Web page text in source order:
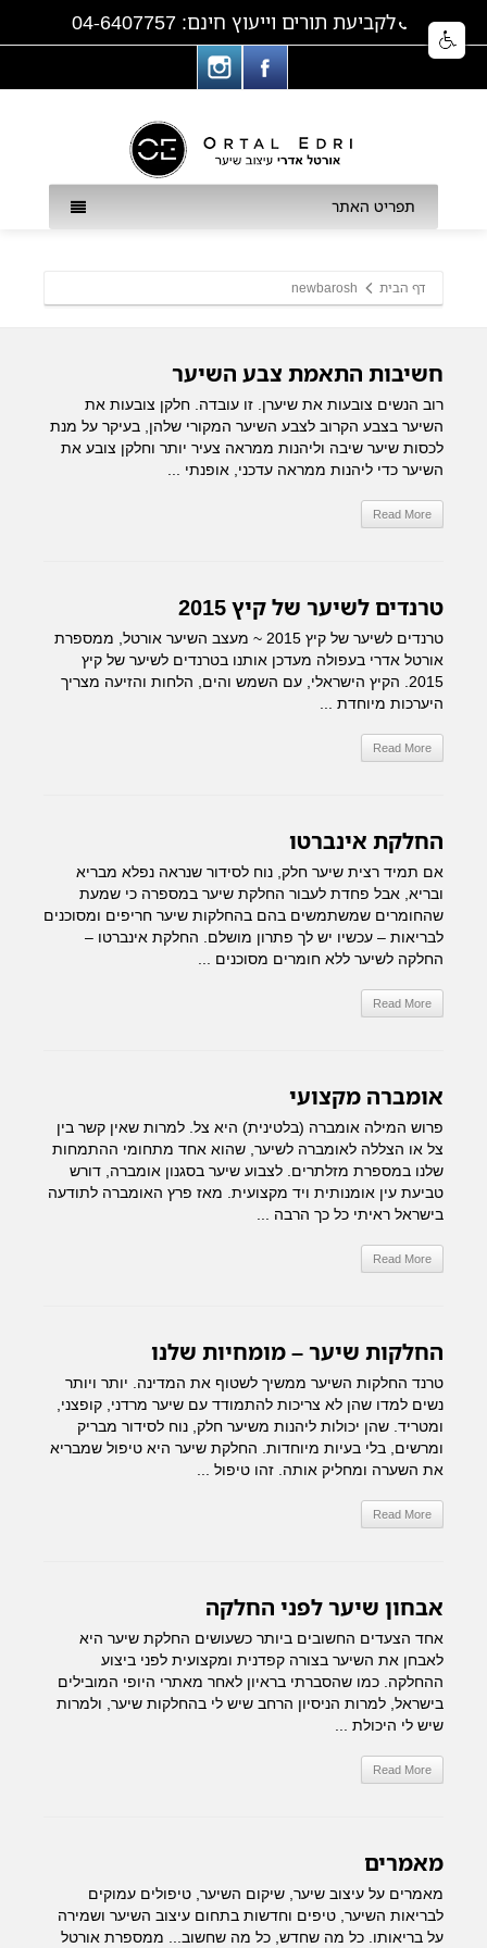
לקביעת תורים וייעוץ חינם: 04-6407757
תפריט האתר
newbarosh דף הבית
חשיבות התאמת צבע השיער
רוב הנשים צובעות את שיערן. זו עובדה. חלקן צובעות את
השיער בצבע הקרוב לצבע השיער המקורי שלהן, בעיקר על מנת
לכסות שיער שיבה וליהנות ממראה צעיר יותר וחלקן צובע את
השיער כדי ליהנות ממראה עדכני, אופנתי ...
Read More
טרנדים לשיער של קיץ 2015
טרנדים לשיער של קיץ 2015 ~ מעצב השיער אורטל, ממספרת
אורטל אדרי בעפולה מעדכן אותנו בטרנדים לשיער של קיץ
2015. הקיץ הישראלי, עם השמש והים, הלחות והזיעה מצריך
היערכות מיוחדת ...
Read More
החלקת אינברטו
אם תמיד רצית שיער חלק, נוח לסידור שנראה נפלא מבריא
ובריא, אבל פחדת לעבור החלקת שיער במספרה כי שמעת
שהחומרים שמשתמשים בהם בהחלקות שיער חריפים ומסוכנים
לבריאות – עכשיו יש לך פתרון מושלם. החלקת אינברטו –
החלקה לשיער ללא חומרים מסוכנים ...
Read More
אומברה מקצועי
פרוש המילה אומברה (בלטינית) היא צל. למרות שאין קשר בין
צל או הצללה לאומברה לשיער, שהוא אחד מתחומי ההתמחות
שלנו במספרת מזלתרים. לצבוע שיער בסגנון אומברה, דורש
טביעת עין אומנותית ויד מקצועית. מאז פרץ האומברה לתודעה
בישראל ראיתי כל כך הרבה ...
Read More
החלקות שיער – מומחיות שלנו
טרנד החלקות השיער ממשיך לשטוף את המדינה. יותר ויותר
נשים למדו שהן לא צריכות להתמודד עם שיער מרדני, קופצני,
ומטריד. שהן יכולות ליהנות משיער חלק, נוח לסידור מבריק
ומרשים, בלי בעיות מיוחדות. החלקת שיער היא טיפול שמבריא
את השערה ומחליק אותה. זהו טיפול ...
Read More
אבחון שיער לפני החלקה
אחד הצעדים החשובים ביותר כשעושים החלקת שיער היא
לאבחן את השיער בצורה קפדנית ומקצועית לפני ביצוע
ההחלקה. כמו שהסברתי בראיון לאחר מאתרי היופי המובילים
בישראל, למרות הניסיון הרחב שיש לי בהחלקות שיער, ולמרות
שיש לי היכולת ...
Read More
מאמרים
מאמרים על עיצוב שיער, שיקום השיער, טיפולים עמוקים
לבריאות השיער, טיפים וחדשות בתחום עיצוב השיער ושמירה
על בריאותו. כל מה שחדש, כל מה שחשוב... ממספרת אורטל